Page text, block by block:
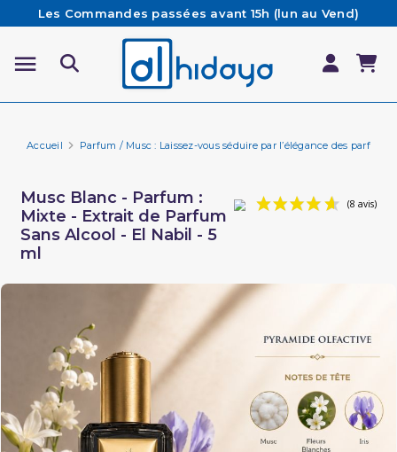
Les Commandes passées avant 15h (lun au Vend)
sont préparées et expédiées le jour même
Besoin d'aide ? Retrouvez notre FAQ
Livraison offerte à partir de 65€ d'achat*
Accueil Parfum / Musc : Laissez-vous séduire par l’élégance des parfums
Musc Blanc - Parfum :
Mixte - Extrait de Parfum
Sans Alcool - El Nabil - 5
ml